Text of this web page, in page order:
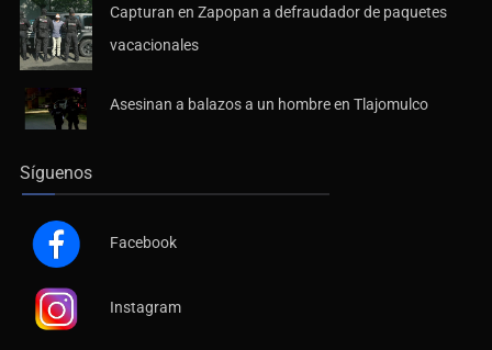
Capturan en Zapopan a defraudador de paquetes
vacacionales
Asesinan a balazos a un hombre en Tlajomulco
Síguenos
Facebook
Instagram